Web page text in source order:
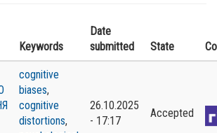
Keywords
Date
submitted
State
cognitive
biases,
cognitive
distortions,
26.10.2025
- 17:17
Accepted